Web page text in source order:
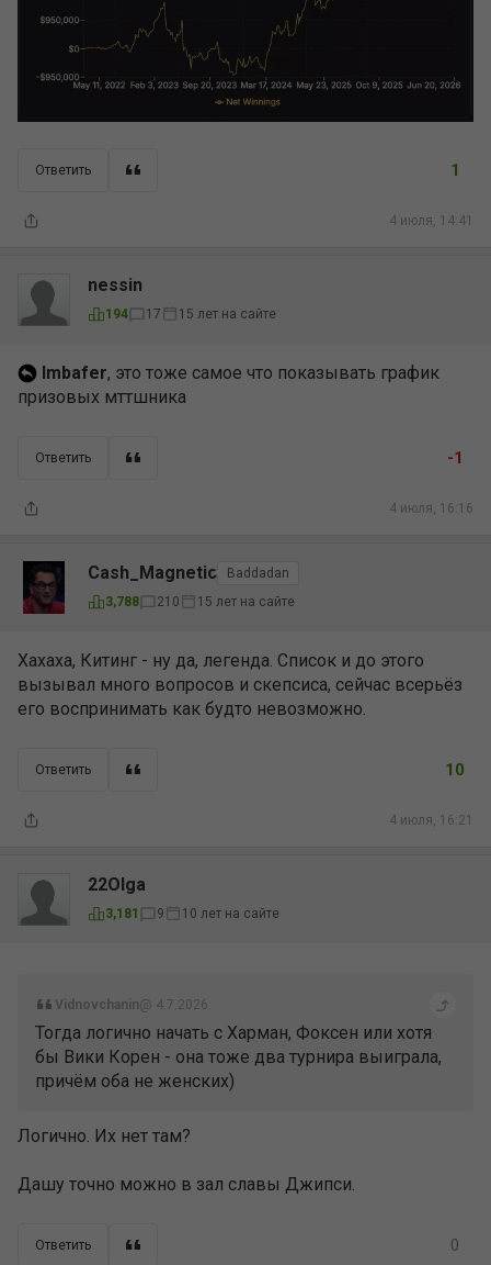
Ответить
4 июля, 14:41
1
nessin
194 17 15 лет на сайте
Imbafer, это тоже самое что показывать график
призовых мттшника
Ответить
4 июля, 16:16
-1
Cash_Magnetic
Baddadan
3,788
210 15 лет на сайте
Хахаха, Китинг - ну да, легенда. Список и до этого
вызывал много вопросов и скепсиса, сейчас всерьёз
его воспринимать как будто невозможно.
Ответить
4 июля, 16:21
10
22Olga
3,181 9 10 лет на сайте
Vidnovchanin@ 4.7.2026
Тогда логично начать с Харман, Фоксен или хотя
бы Вики Корен - она тоже два турнира выиграла,
причём оба не женских)
Логично. Их нет там?
Дашу точно можно в зал славы Джипси.
Ответить 0